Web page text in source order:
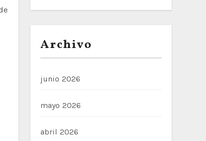
Archivo
junio 2026
mayo 2026
abril 2026